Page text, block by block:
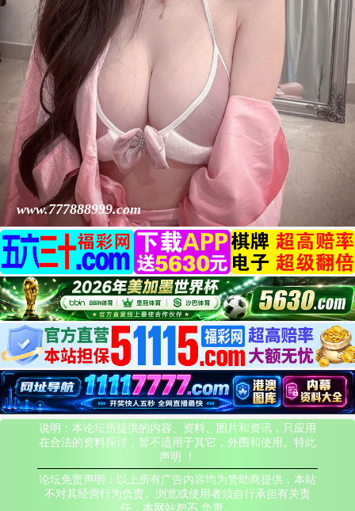
www.777888999.com
说明：本论坛所提供的内容、资料、图片和资讯，只应用
在合法的资料探讨，暂不适用于其它，外围和使用。特此
声明 ！
论坛免责声明：以上所有广告内容均为赞助商提供，本站
不对其经营行为负责。浏览或使用者须自行承担有关责
任，本网站恕不 负责。